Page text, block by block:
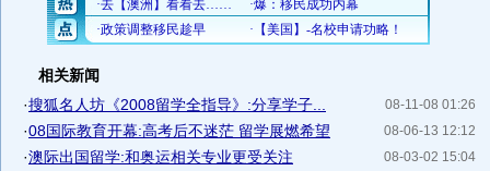
相关新闻
08-11-08 01:26
·搜狐名人坊《2008留学全指导》:分享学子...
08-06-13 12:12
·08国际教育开幕:高考后不迷茫 留学展燃希望
08-03-02 15:04
·澳际出国留学:和奥运相关专业更受关注